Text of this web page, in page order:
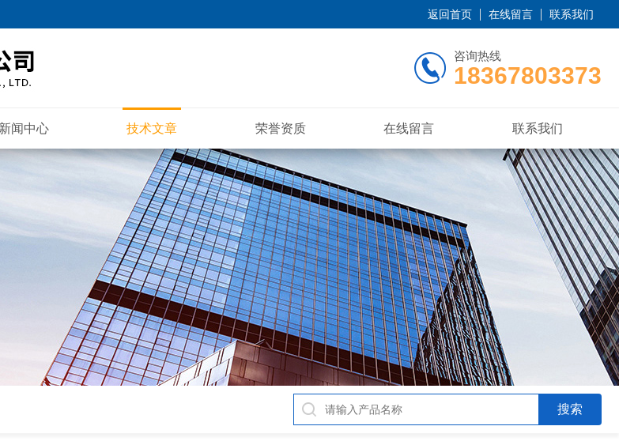
返回首页 在线留言 联系我们
咨询热线
18367803373
新闻中心 技术文章 荣誉资质 在线留言 联系我们